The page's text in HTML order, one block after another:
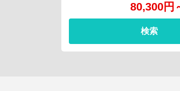
80,300円
検索